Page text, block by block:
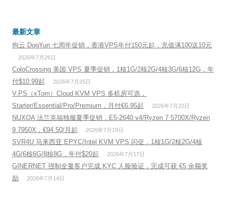
最新文章
狗云 DogYun 七周年促销，香港VPS年付150元起，充值满100送10元
2026年7月26日
ColoCrossing 美国 VPS 夏季促销，1核1G/2核2G/4核3G/6核12G，年
付$10.99起
2026年7月25日
V.PS（xTom）Cloud KVM VPS 多机房可选，
Starter/Essential/Pro/Premium，月付€6.95起
2026年7月22日
NUXOA 法兰克福独服夏季促销，E5-2640 v4/Ryzen 7 5700X/Ryzen
9 7950X，€94.50/月起
2026年7月19日
SVR4U 马来西亚 EPYC/Intel KVM VPS 闪促，1核1G/2核2G/4核
4G/6核6G/8核8G，年付$20起
2026年7月17日
GINERNET 强制全量客户完成 KYC 人脸验证，完成可获 €5 余额奖
励
2026年7月14日